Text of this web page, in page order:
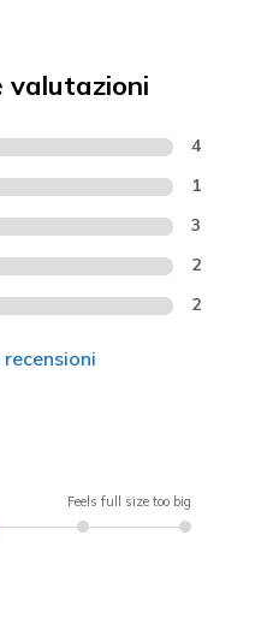
valutazioni
4
1
3
2
2
Feels full size too big